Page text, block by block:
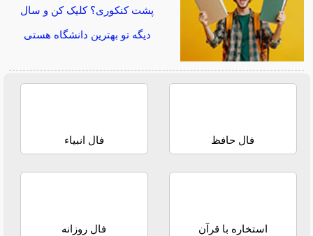
پشت کنکوری؟ کلیک کن و سال
دیگه تو بهترین دانشگاه هستی
فال حافظ فال انبیاء
استخاره با قرآن فال روزانه